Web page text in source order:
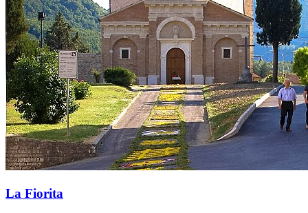
La Fiorita